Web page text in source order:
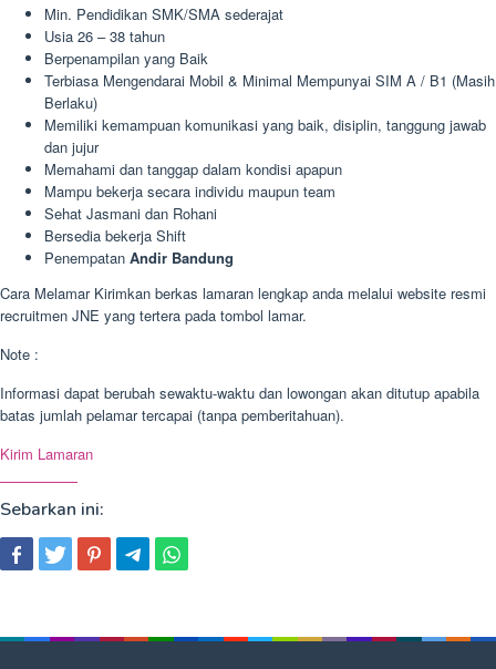
Min. Pendidikan SMK/SMA sederajat
Usia 26 – 38 tahun
Berpenampilan yang Baik
Terbiasa Mengendarai Mobil & Minimal Mempunyai SIM A / B1 (Masih
Berlaku)
Memiliki kemampuan komunikasi yang baik, disiplin, tanggung jawab
dan jujur
Memahami dan tanggap dalam kondisi apapun
Mampu bekerja secara individu maupun team
Sehat Jasmani dan Rohani
Bersedia bekerja Shift
Penempatan Andir Bandung
Cara Melamar Kirimkan berkas lamaran lengkap anda melalui website resmi
recruitmen JNE yang tertera pada tombol lamar.
Note :
Informasi dapat berubah sewaktu-waktu dan lowongan akan ditutup apabila
batas jumlah pelamar tercapai (tanpa pemberitahuan).
Kirim Lamaran
Sebarkan ini: